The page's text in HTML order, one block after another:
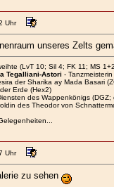
Uhr
unseres Zelts
(LvT 10; Sil 4; FK 11; MS
Tegalliani-Astori -
der Sharika ay Mada Basari
Erde (Hex2)
des Wappenkönigs (DGZ;
des Theodor von
Uhr
zu sehen